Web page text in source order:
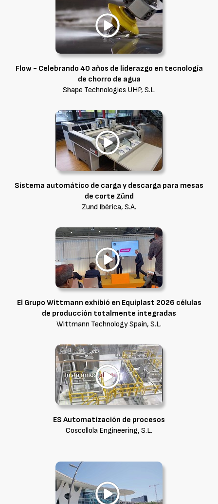
Flow - Celebrando 40 años de liderazgo en tecnología
de chorro de agua
Shape Technologies UHP, S.L.
Sistema automático de carga y descarga para mesas
de corte Zünd
Zund Ibérica, S.A.
El Grupo Wittmann exhibió en Equiplast 2026 células
de producción totalmente integradas
Wittmann Technology Spain, S.L.
ES Automatización de procesos
Coscollola Engineering, S.L.